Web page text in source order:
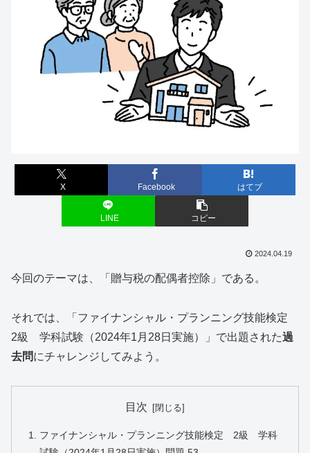
X Facebook はてブ
LINE コピー
2024.04.19
今回のテーマは、「贈与税の配偶者控除」である。
それでは、「ファイナンシャル・プランニング技能検定
2級 学科試験（2024年1月28日実施）」で出題された過
去問にチャレンジしてみよう。
目次
ファイナンシャル・プランニング技能検定 2級 学科